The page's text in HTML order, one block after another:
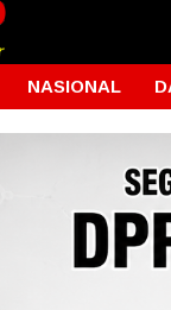
NASIONAL